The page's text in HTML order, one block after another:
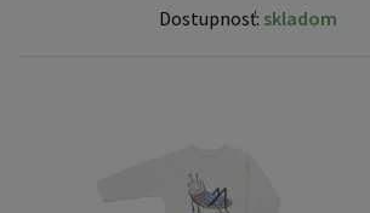
Dostupnosť: skladom